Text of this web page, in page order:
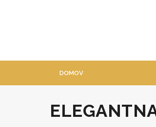
DOMOV